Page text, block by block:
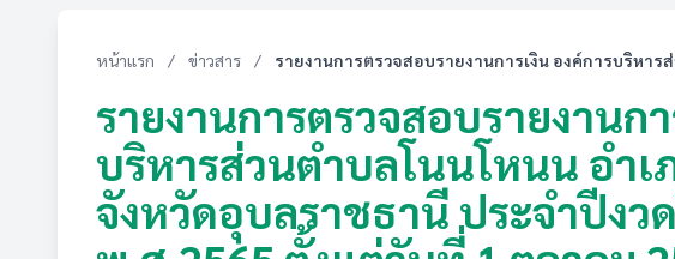
หน้าแรก / ข่าวสาร / รายงานการตรวจสอบรายงานการเงิน องค์การบริหาร
รายงานการตรวจสอบรายงานก
บริหารส่วนตำบลโนนโหนน อำเ
จังหวัดอุบลราชธานี ประจำปีง